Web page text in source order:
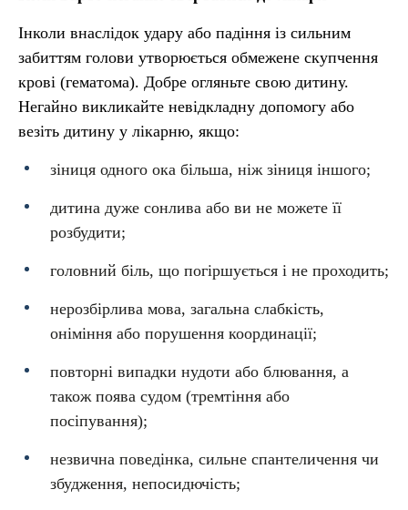
Інколи внаслідок удару або падіння із сильним
забиттям голови утворюється обмежене скупчення
крові (гематома). Добре огляньте свою дитину.
Негайно викликайте невідкладну допомогу або
везіть дитину у лікарню, якщо:
зіниця одного ока більша, ніж зіниця іншого;
дитина дуже сонлива або ви не можете її
розбудити;
головний біль, що погіршується і не проходить;
нерозбірлива мова, загальна слабкість,
оніміння або порушення координації;
повторні випадки нудоти або блювання, а
також поява судом (тремтіння або
посіпування);
незвична поведінка, сильне спантеличення чи
збудження, непосидючість;